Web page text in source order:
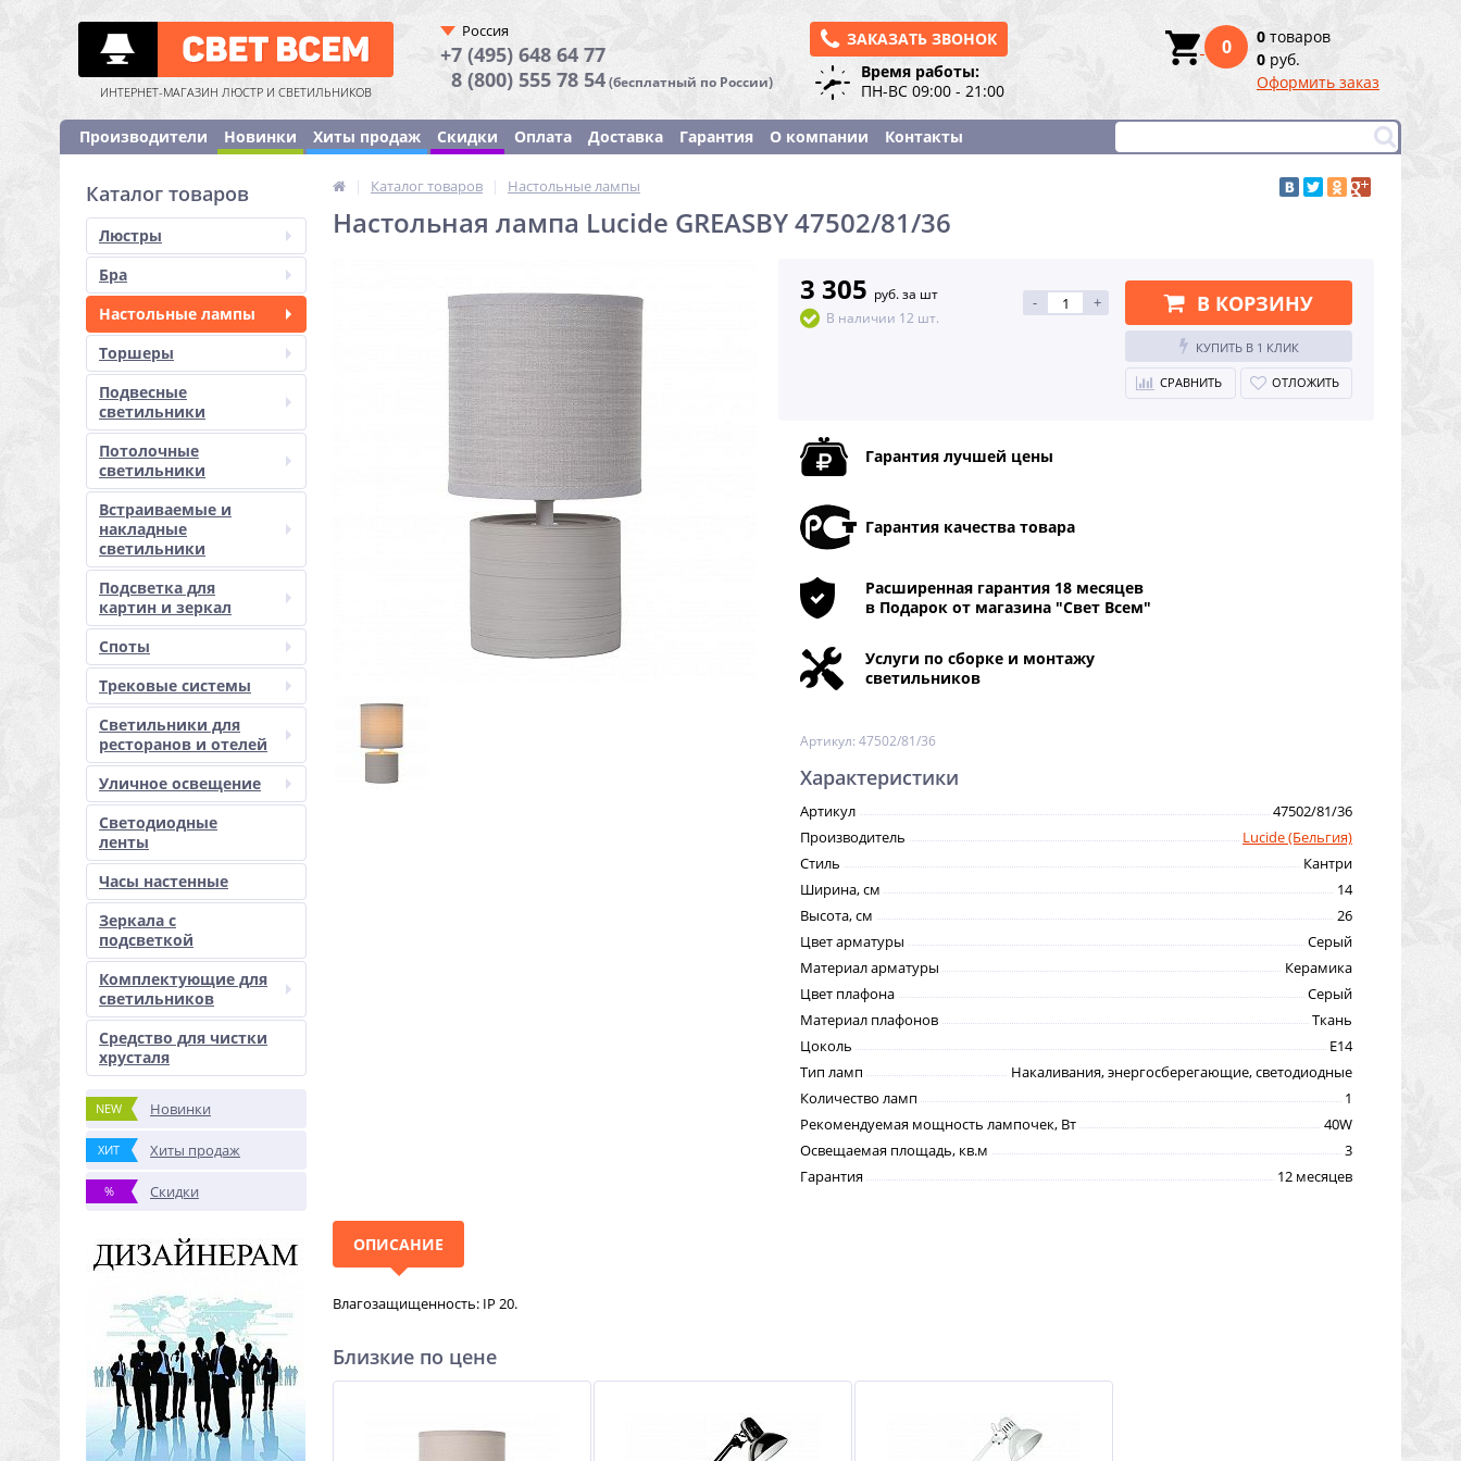
ИНТЕРНЕТ-МАГАЗИН ЛЮСТР И СВЕТИЛЬНИКОВ
Россия
+7 (495) 648 64 77
8 (800) 555 78 54(бесплатный по России)
ЗАКАЗАТЬ ЗВОНОК
Время работы:
ПН-ВС 09:00 - 21:00
0 0 товаров
0 руб.
Оформить заказ
Производители Новинки Хиты продаж Скидки Оплата Доставка Гарантия О компании Контакты
Каталог товаров
Люстры
Бра
Настольные лампы
Торшеры
Подвесные
светильники
Потолочные
светильники
Встраиваемые и
накладные
светильники
Подсветка для
картин и зеркал
Споты
Трековые системы
Светильники для
ресторанов и отелей
Уличное освещение
Светодиодные
ленты
Часы настенные
Зеркала с
подсветкой
Комплектующие для
светильников
Средство для чистки
хрусталя
NEW Новинки
ХИТ Хиты продаж
% Скидки
| Каталог товаров | Настольные лампы
Настольная лампа Lucide GREASBY 47502/81/36
3 305 руб. за шт
В наличии 12 шт.
- + В КОРЗИНУ
КУПИТЬ В 1 КЛИК
СРАВНИТЬ ОТЛОЖИТЬ
Гарантия лучшей цены
Гарантия качества товара
Расширенная гарантия 18 месяцев
в Подарок от магазина "Свет Всем"
Услуги по сборке и монтажу
светильников
Артикул: 47502/81/36
Характеристики
Артикул
47502/81/36
Производитель
Lucide (Бельгия)
Стиль
Кантри
Ширина, см
14
Высота, см
26
Цвет арматуры
Серый
Материал арматуры
Керамика
Цвет плафона
Серый
Материал плафонов
Ткань
Цоколь
E14
Тип ламп
Накаливания, энергосберегающие, светодиодные
Количество ламп
1
Рекомендуемая мощность лампочек, Вт
40W
Освещаемая площадь, кв.м
3
Гарантия
12 месяцев
ОПИСАНИЕ
Влагозащищенность: IP 20.
Близкие по цене